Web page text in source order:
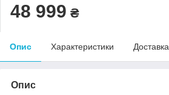
48 999 ₴
Опис Характеристики Доставка
Опис